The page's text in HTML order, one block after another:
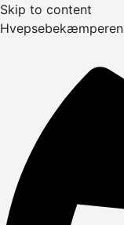
Skip to content
Hvepsebekæmperen